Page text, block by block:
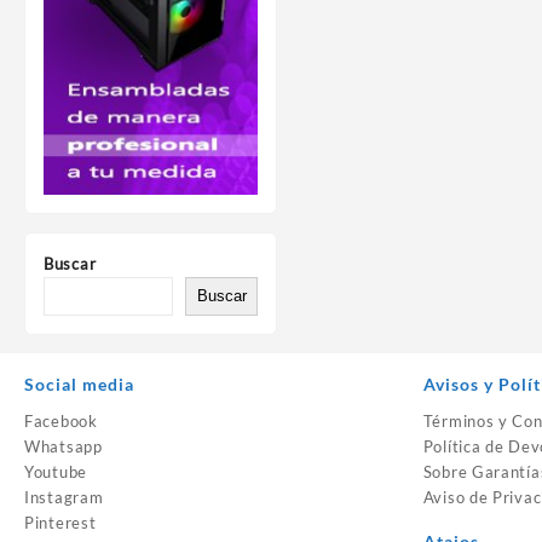
Buscar
Buscar
Social media
Facebook
Whatsapp
Youtube
Instagram
Pinterest
Avisos y
Términos y
Política de
Sobre
Aviso de